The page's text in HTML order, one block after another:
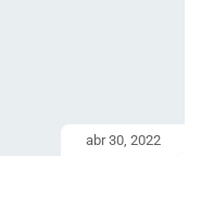
abr 30, 2022